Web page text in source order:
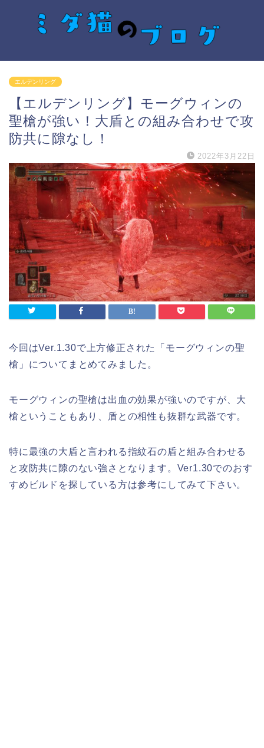
エルデンリング
【エルデンリング】モーグウィンの
聖槍が強い！大盾との組み合わせで攻
防共に隙なし！
2022年3月22日
今回はVer.1.30で上方修正された「モーグウィンの聖
槍」についてまとめてみました。
モーグウィンの聖槍は出血の効果が強いのですが、大
槍ということもあり、盾との相性も抜群な武器です。
特に最強の大盾と言われる指紋石の盾と組み合わせる
と攻防共に隙のない強さとなります。Ver1.30でのおす
すめビルドを探している方は参考にしてみて下さい。